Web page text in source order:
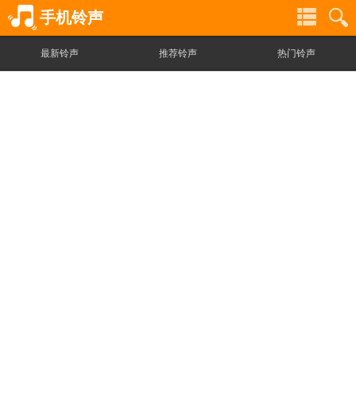
手机铃声
最新铃声 推荐铃声 热门铃声